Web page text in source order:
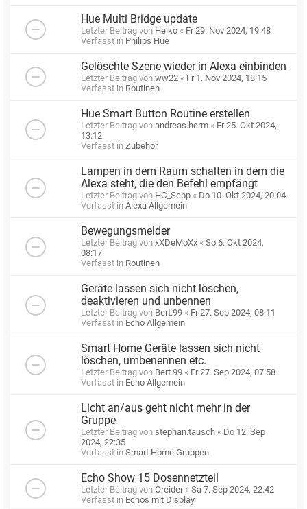
Hue Multi Bridge update
Letzter Beitrag von Heiko « Fr 29. Nov 2024, 19:48
Verfasst in Philips Hue
Gelöschte Szene wieder in Alexa einbinden
Letzter Beitrag von ww22 « Fr 1. Nov 2024, 18:15
Verfasst in Routinen
Hue Smart Button Routine erstellen
Letzter Beitrag von andreas.herm « Fr 25. Okt 2024,
13:12
Verfasst in Zubehör
Lampen in dem Raum schalten in dem die
Alexa steht, die den Befehl empfängt
Letzter Beitrag von HC_Sepp « Do 10. Okt 2024, 20:04
Verfasst in Alexa Allgemein
Bewegungsmelder
Letzter Beitrag von xXDeMoXx « So 6. Okt 2024,
08:17
Verfasst in Routinen
Geräte lassen sich nicht löschen,
deaktivieren und unbennen
Letzter Beitrag von Bert.99 « Fr 27. Sep 2024, 08:11
Verfasst in Echo Allgemein
Smart Home Geräte lassen sich nicht
löschen, umbenennen etc.
Letzter Beitrag von Bert.99 « Fr 27. Sep 2024, 07:58
Verfasst in Echo Allgemein
Licht an/aus geht nicht mehr in der
Gruppe
Letzter Beitrag von stephan.tausch « Do 12. Sep
2024, 22:35
Verfasst in Smart Home Gruppen
Echo Show 15 Dosennetzteil
Letzter Beitrag von Oreider« Sa 7. Sep 2024, 22:42
Verfasst in Echos mit Display